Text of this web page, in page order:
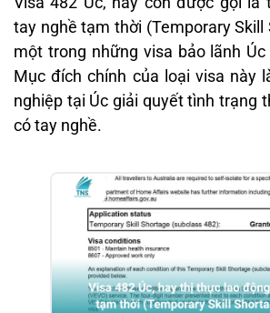
tay nghề tạm thời (Temporary Skill
một trong những visa bảo lãnh
Mục đích chính của loại visa này
nghiệp tại Úc giải quyết tình trạng
có tay nghề.